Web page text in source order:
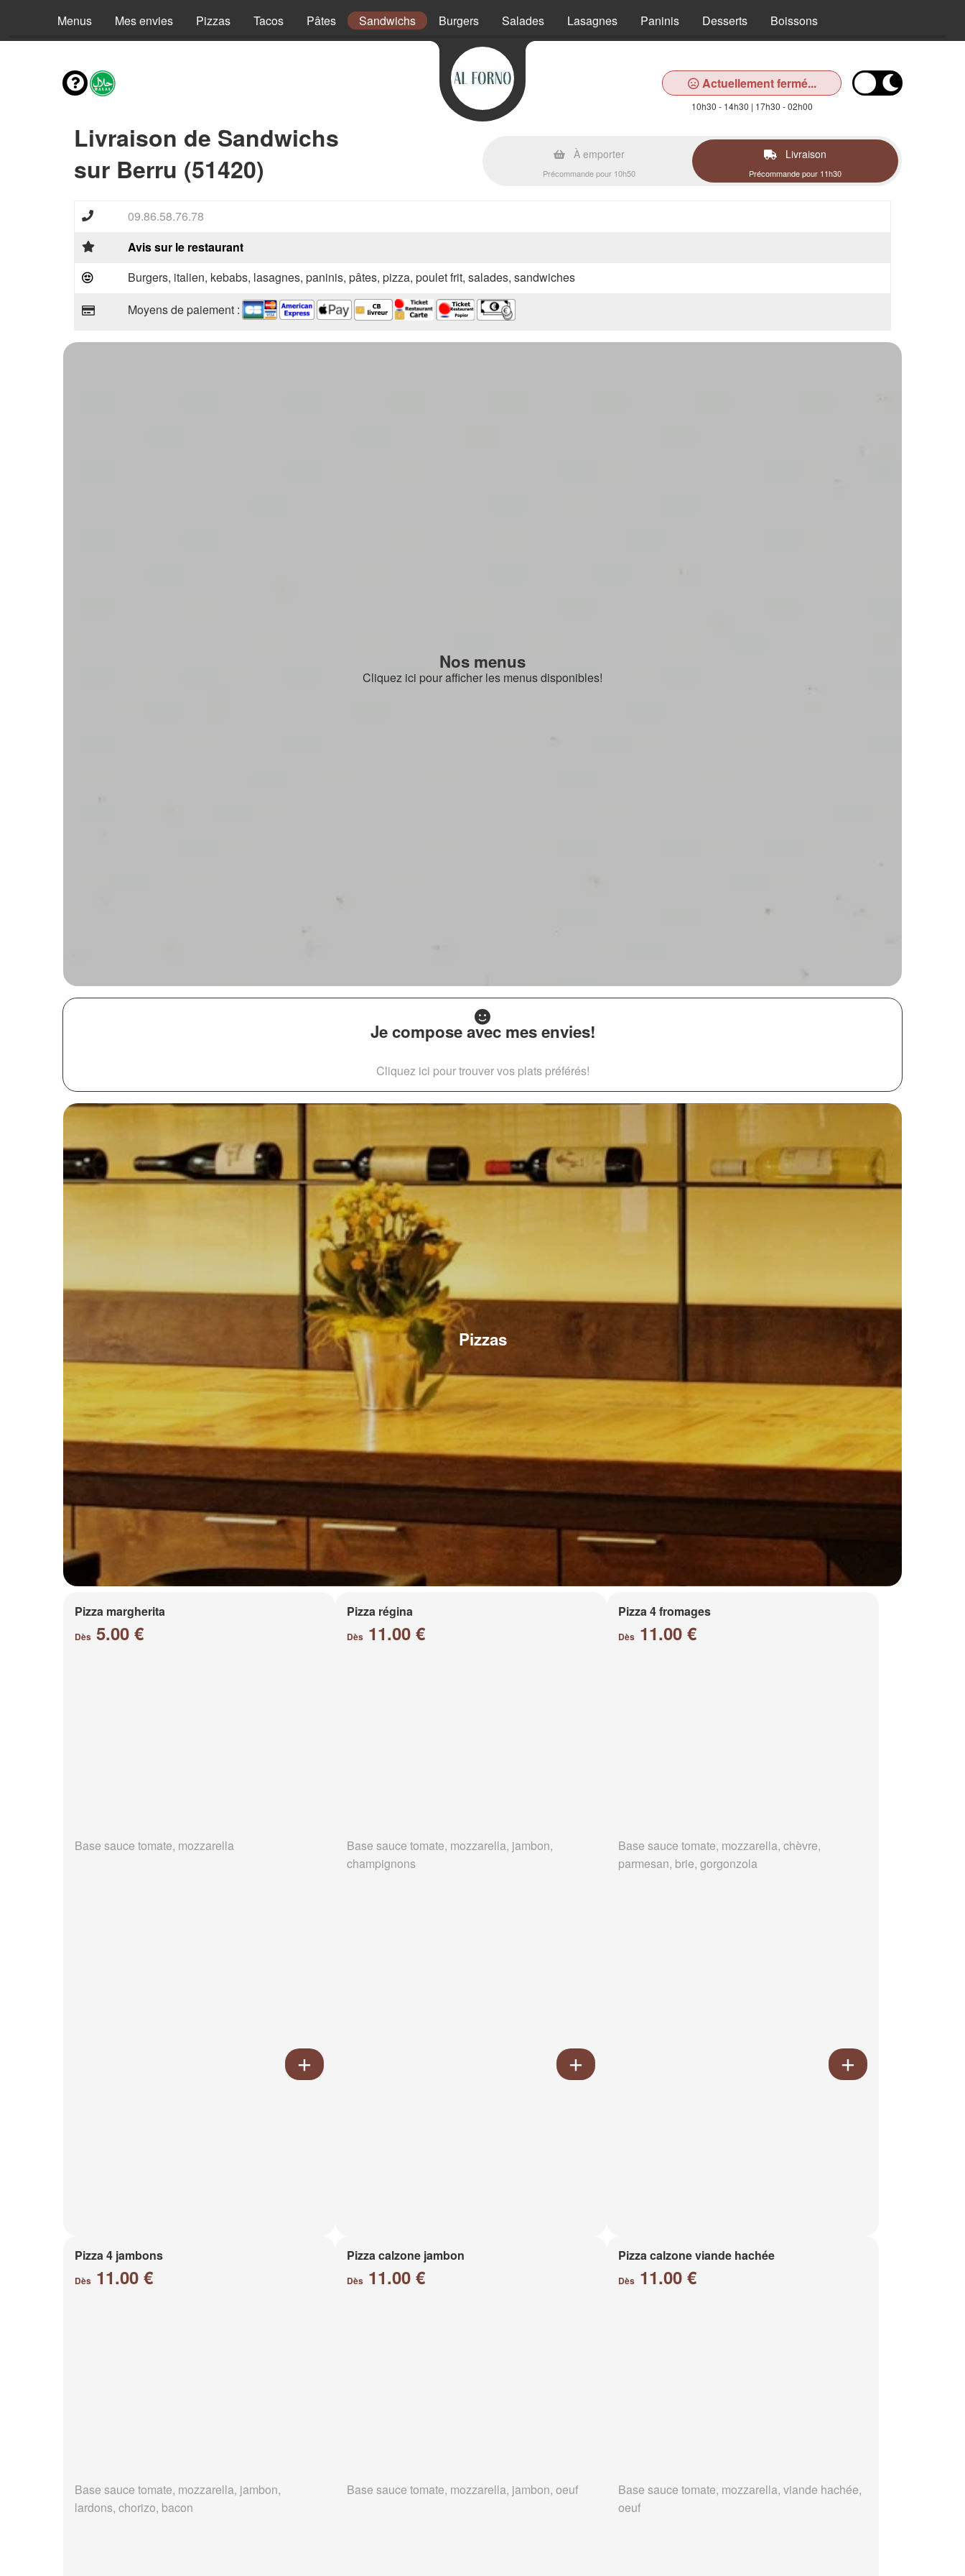
Menus Mes envies Pizzas Tacos Pâtes Sandwichs Burgers Salades Lasagnes Paninis Desserts Boissons
Actuellement fermé...
10h30 - 14h30 | 17h30 - 02h00
Livraison de Sandwichs
sur Berru (51420)
À emporter
Précommande pour 10h50
Livraison
Précommande pour 11h30
09.86.58.76.78
Avis sur le restaurant
Burgers, italien, kebabs, lasagnes, paninis, pâtes, pizza, poulet frit, salades, sandwiches
Moyens de paiement :
Nos menus
Cliquez ici pour afficher les menus disponibles!
Je compose avec mes envies!
Cliquez ici pour trouver vos plats préférés!
Pizzas
Pizza margherita
Dès 5.00 €
Base sauce tomate, mozzarella
Pizza régina
Dès11.00 €
Base sauce tomate, mozzarella, jambon,
champignons
Pizza 4 fromages
Dès 11.00 €
Base sauce tomate, mozzarella, chèvre,
parmesan, brie, gorgonzola
Pizza 4 jambons
Dès 11.00 €
Base sauce tomate, mozzarella, jambon,
lardons, chorizo, bacon
Pizza calzone jambon
Dès11.00 €
Base sauce tomate, mozzarella, jambon, oeuf
Pizza calzone viande hachée
Dès 11.00 €
Base sauce tomate, mozzarella, viande hachée,
oeuf